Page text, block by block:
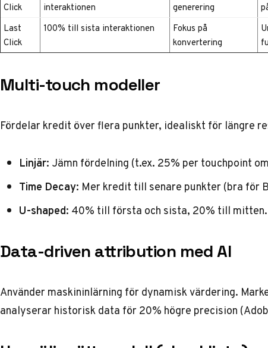
Click
interaktionen
generering
Last
Click
100% till sista interaktionen
Fokus på
konvertering
Multi-touch modeller
Fördelar kredit över flera punkter, idealiskt för längre
Linjär: Jämn fördelning (t.ex. 25% per touchpoint
Time Decay: Mer kredit till senare punkter (bra för
U-shaped: 40% till första och sista, 20% till mitten.
Data-driven attribution med AI
Använder maskininlärning för dynamisk värdering.
analyserar historisk data för 20% högre precision (